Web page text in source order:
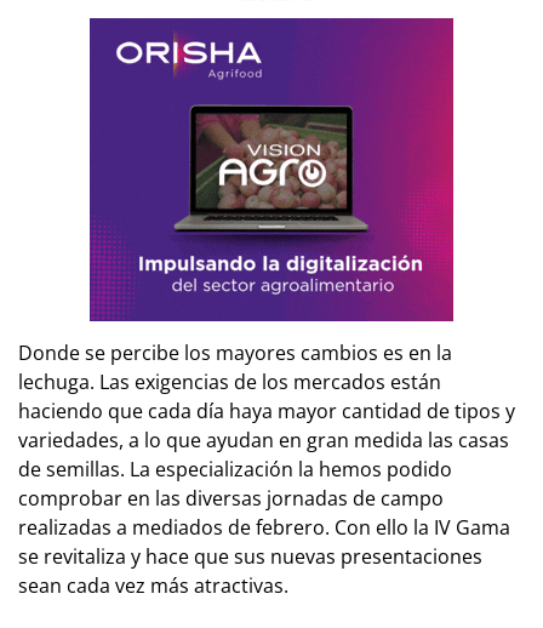
Donde se percibe los mayores cambios es en la
lechuga. Las exigencias de los mercados están
haciendo que cada día haya mayor cantidad de tipos y
variedades, a lo que ayudan en gran medida las casas
de semillas. La especialización la hemos podido
comprobar en las diversas jornadas de campo
realizadas a mediados de febrero. Con ello la IV Gama
se revitaliza y hace que sus nuevas presentaciones
sean cada vez más atractivas.